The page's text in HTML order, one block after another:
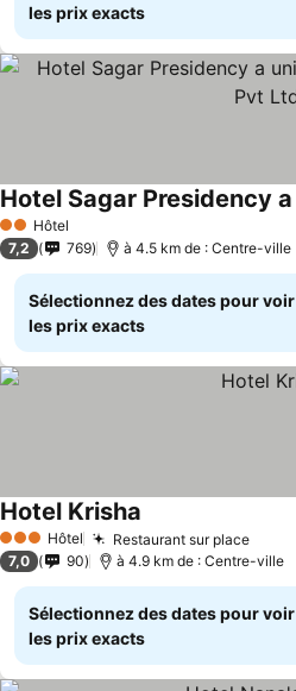
les prix exacts
2 Étoiles
Hôtel
7,2 769 à 4.5 km de : Centre-ville
Sélectionnez des dates pour voir
les prix exacts
3 ÉtoilesHôtel Restaurant sur place
Hotel Krisha
7,0 90 à 4.9 km de : Centre-ville
Sélectionnez des dates pour voir
les prix exacts